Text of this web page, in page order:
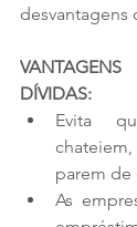
desvantagens
DÍVIDAS:
Evita
parem de
As